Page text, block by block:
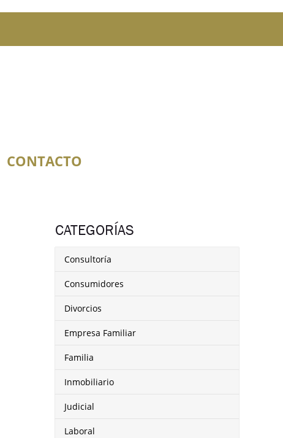
CONTACTO
CATEGORÍAS
Consultoría
Consumidores
Divorcios
Empresa Familiar
Familia
Inmobiliario
Judicial
Laboral